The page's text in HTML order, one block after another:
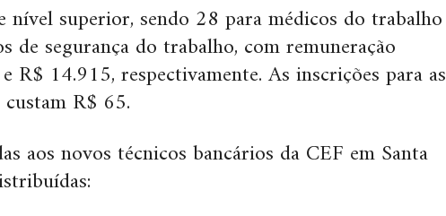
nível superior, sendo 28 para médicos do trabalho
de segurança do trabalho, com remuneração
R$ 14.915, respectivamente. As inscrições para as
R$ 65.
aos novos técnicos bancários da CEF em Santa